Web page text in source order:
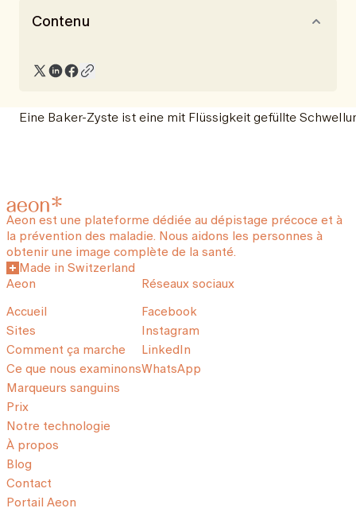
Contenu
Eine Baker-Zyste ist eine mit Flüssigkeit gefüllte
Aeon est une plateforme dédiée au dépistage précoce et à
la prévention des maladie. Nous aidons les personnes à
obtenir une image complète de la santé.
Made in Switzerland
Aeon
Accueil
Sites
Comment ça marche
Ce que nous examinons
Marqueurs sanguins
Prix
Notre technologie
À propos
Blog
Contact
Portail Aeon
Réseaux sociaux
Facebook
Instagram
LinkedIn
WhatsApp